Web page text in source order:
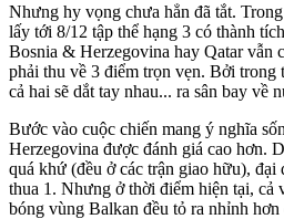
Nhưng hy vọng chưa hẳn đã tắt.
lấy tới 8/12 tập thể hạng 3 có thành
Bosnia & Herzegovina hay Qatar vẫn
phải thu về 3 điểm trọn vẹn. Bởi trong
cả hai sẽ dắt tay nhau... ra sân bay về
Bước vào cuộc chiến mang ý nghĩa
Herzegovina được đánh giá cao hơn.
quá khứ (đều ở các trận giao hữu), đại
thua 1. Nhưng ở thời điểm hiện tại, cả
bóng vùng Balkan đều tỏ ra nhỉnh